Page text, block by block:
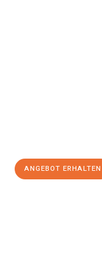
ANGEBOT ERHALTEN